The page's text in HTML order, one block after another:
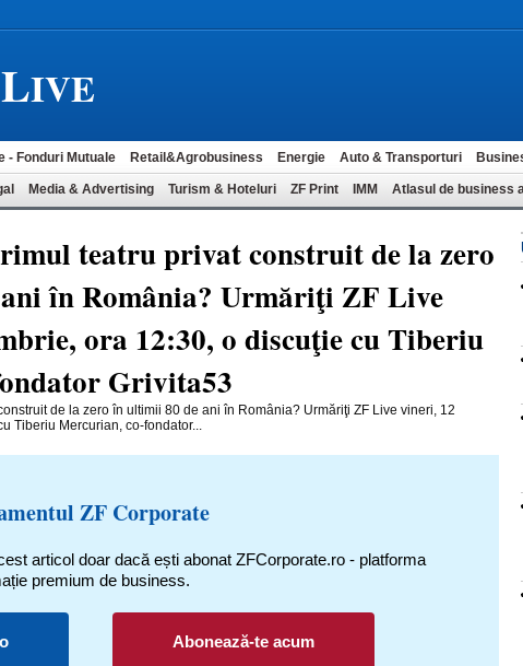
LIVE
- Fonduri Mutuale Retail&Agrobusiness Energie Auto & Transporturi
Media & Advertising Turism & Hoteluri ZF Print IMM Atlasul de business
teatru privat construit de la zero
în România? Urmăriţi ZF Live
ora 12:30, o discuţie cu Tiberiu
Grivita53
de la zero în ultimii 80 de ani în România? Urmăriţi ZF Live vineri, 12
Tiberiu Mercurian, co-fondator...
ZF Corporate
articol doar dacă ești abonat ZFCorporate.ro - platforma
premium de business.
Abonează-te acum